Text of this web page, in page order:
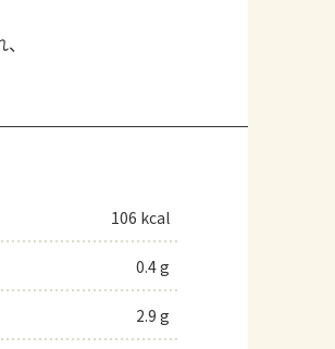
106 kcal
0.4 g
2.9 g